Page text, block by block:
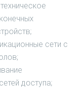
сети с
доступа;